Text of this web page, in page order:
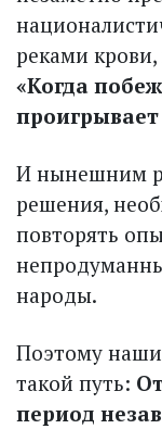
реками
«Когда
И нынешним
решения,
повторять
народы.
Поэтому
такой путь:
период